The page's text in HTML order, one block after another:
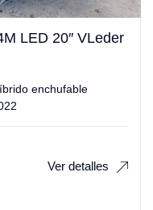
LED 20″ VLeder
enchufable
Ver detalles